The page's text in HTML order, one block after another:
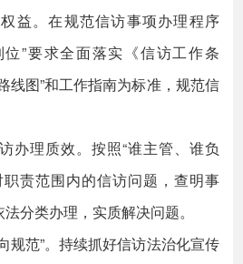
益。在规范信访事项办理程序
位”要求全面落实《信访工作条
线图”和工作指南为标准，规范信
理质效。按照“谁主管、谁负
责范围内的信访问题，查明事
分类办理，实质解决问题。
范”。持续抓好信访法治化宣传